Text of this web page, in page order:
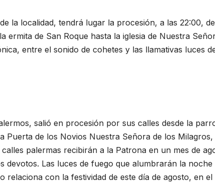
la localidad, tendrá lugar la procesión, a las 22:00,
ermita de San Roque hasta la iglesia de Nuestra
entre el sonido de cohetes y las llamativas luces
salió en procesión por sus calles desde la
Puerta de los Novios Nuestra Señora de los Milagros,
palermas recibirán a la Patrona en un mes de
devotos. Las luces de fuego que alumbrarán la noche
con la festividad de este día de agosto, en el